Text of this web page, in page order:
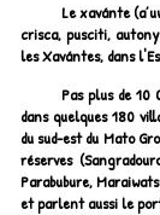
Le xavánte
crisca, pusciti,
les Xavántes, dans
Pas plus de
dans quelques 180
du sud-est du Mato
réserves
Parabubure,
et parlent aussi le